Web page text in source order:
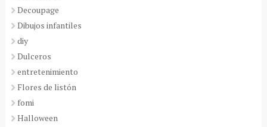
Decoupage
Dibujos infantiles
diy
Dulceros
entretenimiento
Flores de listón
fomi
Halloween